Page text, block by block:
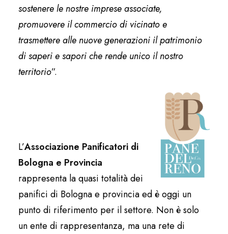
sostenere le nostre imprese associate,
promuovere il commercio di vicinato e
trasmettere alle nuove generazioni il patrimonio
di saperi e sapori che rende unico il nostro
territorio”.
L’Associazione Panificatori di
Bologna e Provincia
rappresenta la quasi totalità dei
panifici di Bologna e provincia ed è oggi un
punto di riferimento per il settore. Non è solo
un ente di rappresentanza, ma una rete di